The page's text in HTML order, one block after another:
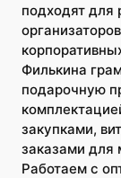
подходят для
Филькина
подарочную
закупками,
заказами для
Работаем с